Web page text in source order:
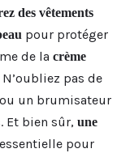
des vêtements
pour protéger
de la crème
pas de
un brumisateur
Et bien sûr, une
pour